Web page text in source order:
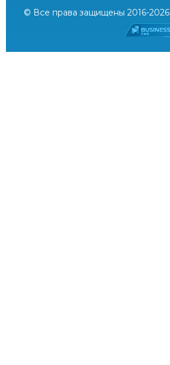
© Все права защищены 2016-2026